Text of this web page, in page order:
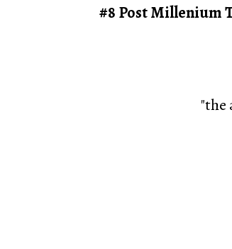
#8 Post Millenium
"the